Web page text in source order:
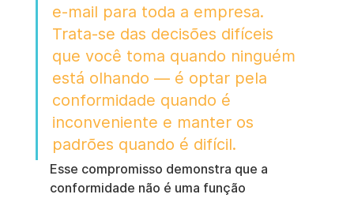
e-mail para toda a empresa.
Trata-se das decisões difíceis
que você toma quando ninguém
está olhando — é optar pela
conformidade quando é
inconveniente e manter os
padrões quando é difícil.
Esse compromisso demonstra que a
conformidade não é uma função